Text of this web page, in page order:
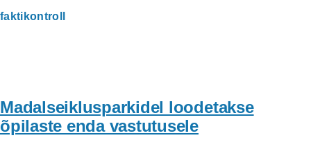
faktikontroll
Madalseiklusparkidel loodetakse
õpilaste enda vastutusele